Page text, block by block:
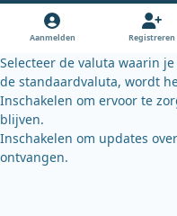
Aanmelden Registreren
Selecteer de valuta waarin
de standaardvaluta, wordt
Inschakelen om ervoor te
blijven.
Inschakelen om updates
ontvangen.